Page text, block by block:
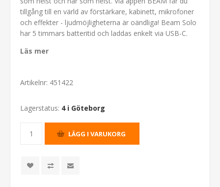
tillgång till en värld av förstärkare, kabinett, mikrofoner
och effekter - ljudmöjligheterna är oändliga! Beam Solo
har 5 timmars batteritid och laddas enkelt via USB-C.
Läs mer
Artikelnr: 451422
Lagerstatus: 4 i Göteborg